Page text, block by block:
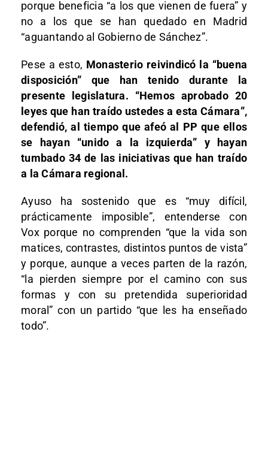
porque beneficia “a los que vienen de fuera” y
no a los que se han quedado en Madrid
“aguantando al Gobierno de Sánchez”.
Pese a esto, Monasterio reivindicó la “buena
disposición” que han tenido durante la
presente legislatura. “Hemos aprobado 20
leyes que han traído ustedes a esta Cámara”,
defendió, al tiempo que afeó al PP que ellos
se hayan “unido a la izquierda” y hayan
tumbado 34 de las iniciativas que han traído
a la Cámara regional.
Ayuso ha sostenido que es “muy difícil,
prácticamente imposible”, entenderse con
Vox porque no comprenden “que la vida son
matices, contrastes, distintos puntos de vista”
y porque, aunque a veces parten de la razón,
“la pierden siempre por el camino con sus
formas y con su pretendida superioridad
moral” con un partido “que les ha enseñado
todo”.